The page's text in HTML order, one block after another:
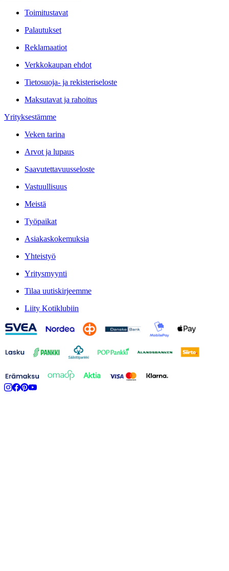
Toimitustavat
Palautukset
Reklamaatiot
Verkkokaupan ehdot
Tietosuoja- ja rekisteriseloste
Maksutavat ja rahoitus
Yrityksestämme
Veken tarina
Arvot ja lupaus
Saavutettavuusseloste
Vastuullisuus
Meistä
Työpaikat
Asiakaskokemuksia
Yhteistyö
Yritysmyynti
Tilaa uutiskirjeemme
Liity Kotiklubiin